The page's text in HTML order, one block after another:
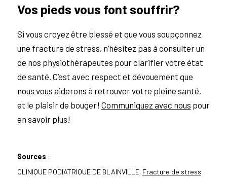
Vos pieds vous font souffrir?
Si vous croyez être blessé et que vous soupçonnez
une fracture de stress, n’hésitez pas à consulter un
de nos physiothérapeutes pour clarifier votre état
de santé. C’est avec respect et dévouement que
nous vous aiderons à retrouver votre pleine santé,
et le plaisir de bouger! Communiquez avec nous pour
en savoir plus!
Sources :
CLINIQUE PODIATRIQUE DE BLAINVILLE. Fracture de stress